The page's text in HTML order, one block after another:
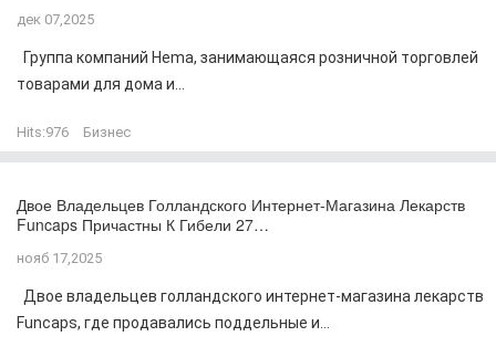
дек 07,2025
Группа компаний Hema, занимающаяся розничной торговлей
товарами для дома и...
Hits:976 Бизнес
Двое Владельцев Голландского Интернет-Магазина Лекарств
Funcaps Причастны К Гибели 27…
нояб 17,2025
Двое владельцев голландского интернет-магазина лекарств
Funcaps, где продавались поддельные и...